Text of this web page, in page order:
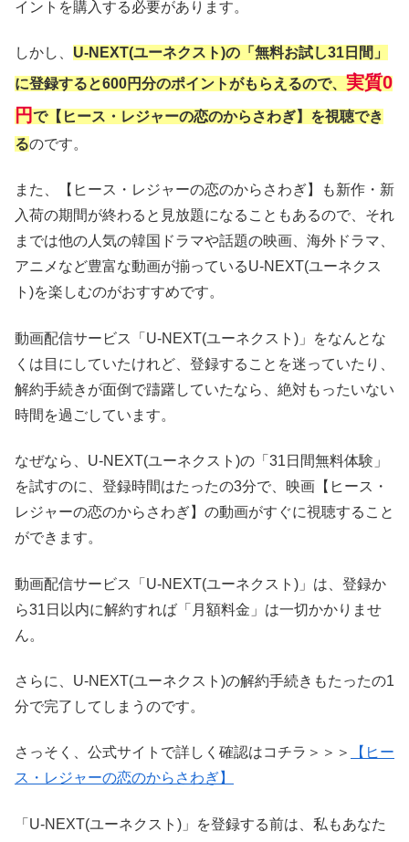
イントを購入する必要があります。
しかし、 U-NEXT(ユーネクスト)の「無料お試し31日間」
に登録すると600円分のポイントがもらえるので、 実質0
円で【ヒース・レジャーの恋のからさわぎ】を視聴でき
るのです。
また、【ヒース・レジャーの恋のからさわぎ】も新作・新
入荷の期間が終わると見放題になることもあるので、それ
までは他の人気の韓国ドラマや話題の映画、海外ドラマ、
アニメなど豊富な動画が揃っているU-NEXT(ユーネクス
ト)を楽しむのがおすすめです。
動画配信サービス「U-NEXT(ユーネクスト)」をなんとな
くは目にしていたけれど、登録することを迷っていたり、
解約手続きが面倒で躊躇していたなら、絶対もったいない
時間を過ごしています。
なぜなら、U-NEXT(ユーネクスト)の「31日間無料体験」
を試すのに、登録時間はたったの3分で、映画【ヒース・
レジャーの恋のからさわぎ】の動画がすぐに視聴すること
ができます。
動画配信サービス「U-NEXT(ユーネクスト)」は、登録か
ら31日以内に解約すれば「月額料金」は一切かかりませ
ん。
さらに、U-NEXT(ユーネクスト)の解約手続きもたったの1
分で完了してしまうのです。
さっそく、公式サイトで詳しく確認はコチラ＞＞＞
【ヒー
ス・レジャーの恋のからさわぎ】
「U-NEXT(ユーネクスト)」を登録する前は、私もあなた